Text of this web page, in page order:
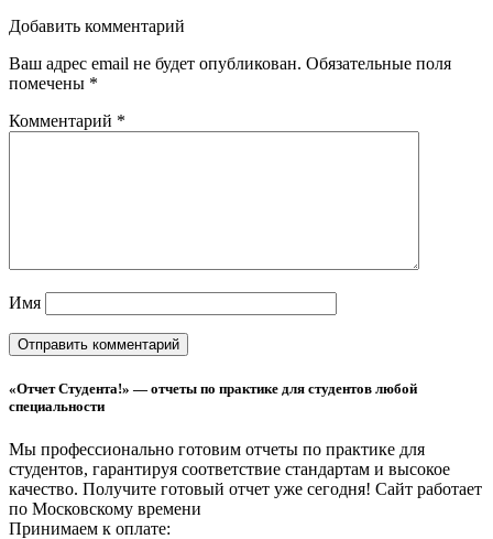
Добавить комментарий
Ваш адрес email не будет опубликован. Обязательные поля
помечены *
Комментарий *
Имя
«Отчет Студента!» — отчеты по практике для студентов любой
специальности
Мы профессионально готовим отчеты по практике для
студентов, гарантируя соответствие стандартам и высокое
качество. Получите готовый отчет уже сегодня! Сайт работает
по Московскому времени
Принимаем к оплате: